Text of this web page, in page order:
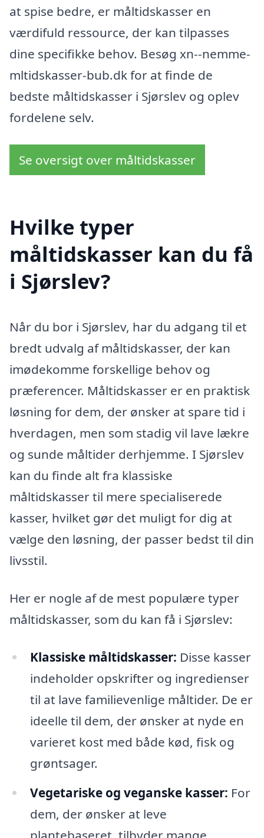
at spise bedre, er måltidskasser en
værdifuld ressource, der kan tilpasses
dine specifikke behov. Besøg xn--nemme-
mltidskasser-bub.dk for at finde de
bedste måltidskasser i Sjørslev og oplev
fordelene selv.
Se oversigt over måltidskasser
Hvilke typer
måltidskasser kan du få
i Sjørslev?
Når du bor i Sjørslev, har du adgang til et
bredt udvalg af måltidskasser, der kan
imødekomme forskellige behov og
præferencer. Måltidskasser er en praktisk
løsning for dem, der ønsker at spare tid i
hverdagen, men som stadig vil lave lækre
og sunde måltider derhjemme. I Sjørslev
kan du finde alt fra klassiske
måltidskasser til mere specialiserede
kasser, hvilket gør det muligt for dig at
vælge den løsning, der passer bedst til din
livsstil.
Her er nogle af de mest populære typer
måltidskasser, som du kan få i Sjørslev:
Klassiske måltidskasser: Disse kasser
indeholder opskrifter og ingredienser
til at lave familievenlige måltider. De er
ideelle til dem, der ønsker at nyde en
varieret kost med både kød, fisk og
grøntsager.
Vegetariske og veganske kasser: For
dem, der ønsker at leve